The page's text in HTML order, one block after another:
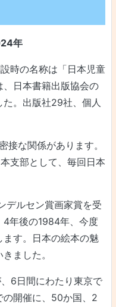
年
時の名称は「日本児童
日本書籍出版協会の
。出版社29社、個人
接な関係があります。
支部として、毎回日本
デルセン賞画家賞を受
4年後の1984年、今度
す。日本の絵本の魅
ました。
6日間にわたり東京で
の開催に、50か国、2